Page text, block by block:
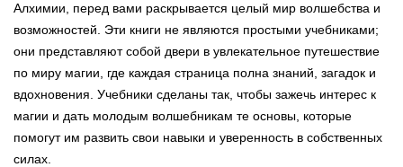
Алхимии, перед вами раскрывается целый мир волшебства и
возможностей. Эти книги не являются простыми учебниками;
они представляют собой двери в увлекательное путешествие
по миру магии, где каждая страница полна знаний, загадок и
вдохновения. Учебники сделаны так, чтобы зажечь интерес к
магии и дать молодым волшебникам те основы, которые
помогут им развить свои навыки и уверенность в собственных
силах.